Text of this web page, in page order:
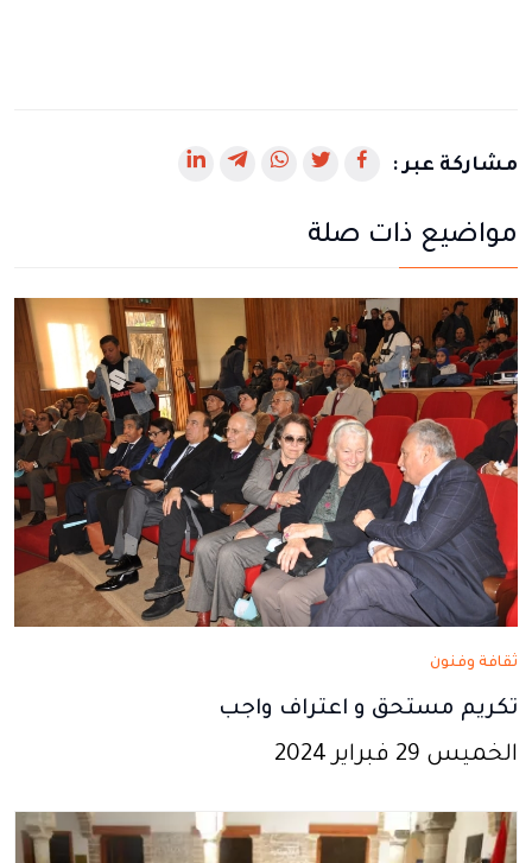
مشاركة عبر :
رابط
في
جديدة
رابط
في
جديدة
رابط
جديدة
رابط
جديدة
رابط
جديدة
مواضيع ذات صلة
ثقافة وفنون
تكريم مستحق و اعتراف واجب
الخميس 29 فبراير 2024